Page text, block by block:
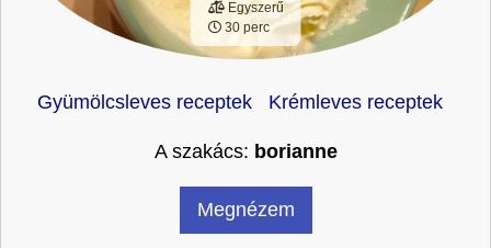
Egyszerű
30 perc
Gyümölcsleves receptek Krémleves receptek
A szakács: borianne
Megnézem